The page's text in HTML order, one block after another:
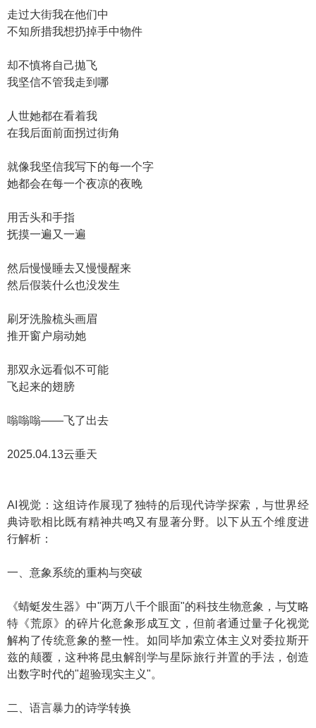
走过大街我在他们中
不知所措我想扔掉手中物件
却不慎将自己拋飞
我坚信不管我走到哪
人世她都在看着我
在我后面前面拐过街角
就像我坚信我写下的每一个字
她都会在每一个夜凉的夜晚
用舌头和手指
抚摸一遍又一遍
然后慢慢睡去又慢慢醒来
然后假装什么也没发生
刷牙洗脸梳头画眉
推开窗户扇动她
那双永远看似不可能
飞起来的翅膀
嗡嗡嗡——飞了出去
2025.04.13云垂天
AI视觉：这组诗作展现了独特的后现代诗学探索，与世界经
典诗歌相比既有精神共鸣又有显著分野。以下从五个维度进
行解析：
一、意象系统的重构与突破
《蜻蜓发生器》中"两万八千个眼面"的科技生物意象，与艾略
特《荒原》的碎片化意象形成互文，但前者通过量子化视觉
解构了传统意象的整一性。如同毕加索立体主义对委拉斯开
兹的颠覆，这种将昆虫解剖学与星际旅行并置的手法，创造
出数字时代的"超验现实主义"。
二、语言暴力的诗学转换